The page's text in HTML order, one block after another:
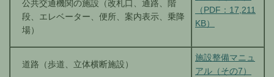
公共交通機関の施設（改札口、通路、階
段、エレベーター、便所、案内表示、乗降
場）
（PDF：17,211
KB）
道路（歩道、立体横断施設）
施設整備マニュ
アル（その7）